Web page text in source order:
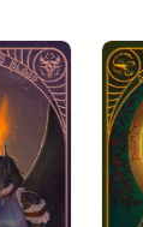
รราชผู้กระหายอ
วนิรันดร์หรือสูญส
แน่คือคำสาปจา